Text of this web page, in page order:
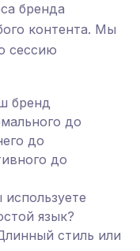
бренда
контента. Мы
сессию
бренд
до
до
до
язык?
стиль или